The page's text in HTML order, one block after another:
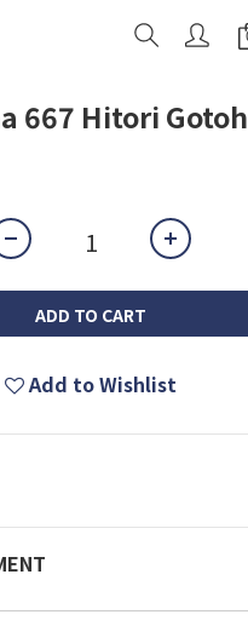
667 Hitori Gotoh
ADD TO CART
Add to Wishlist